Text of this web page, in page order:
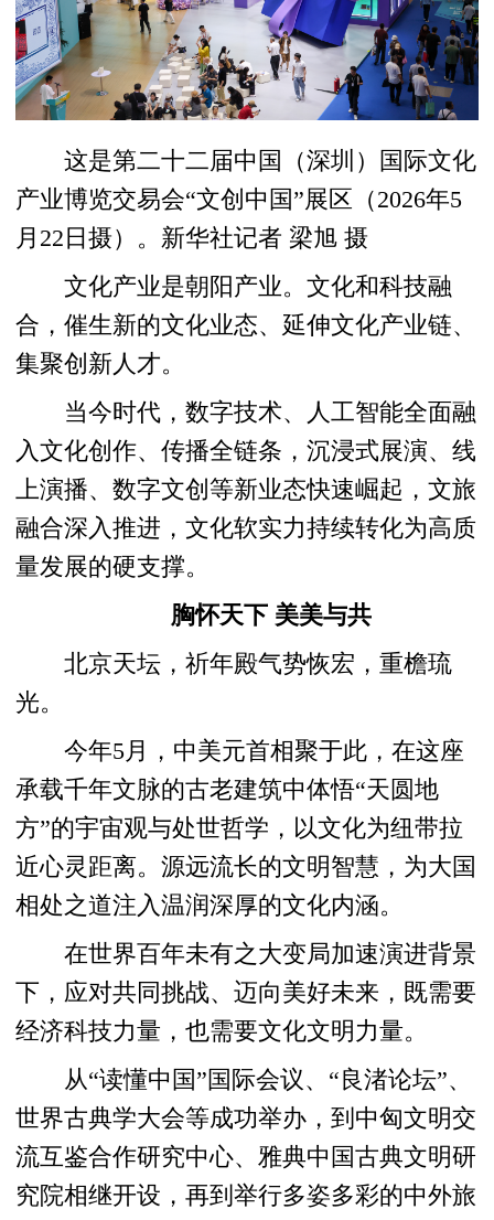
这是第二十二届中国（深圳）国际文化
产业博览交易会“文创中国”展区（2026年5
月22日摄）。新华社记者 梁旭 摄
文化产业是朝阳产业。文化和科技融
合，催生新的文化业态、延伸文化产业链、
集聚创新人才。
当今时代，数字技术、人工智能全面融
入文化创作、传播全链条，沉浸式展演、线
上演播、数字文创等新业态快速崛起，文旅
融合深入推进，文化软实力持续转化为高质
量发展的硬支撑。
胸怀天下 美美与共
北京天坛，祈年殿气势恢宏，重檐琉
光。
今年5月，中美元首相聚于此，在这座
承载千年文脉的古老建筑中体悟“天圆地
方”的宇宙观与处世哲学，以文化为纽带拉
近心灵距离。源远流长的文明智慧，为大国
相处之道注入温润深厚的文化内涵。
在世界百年未有之大变局加速演进背景
下，应对共同挑战、迈向美好未来，既需要
经济科技力量，也需要文化文明力量。
从“读懂中国”国际会议、“良渚论坛”、
世界古典学大会等成功举办，到中匈文明交
流互鉴合作研究中心、雅典中国古典文明研
究院相继开设，再到举行多姿多彩的中外旅